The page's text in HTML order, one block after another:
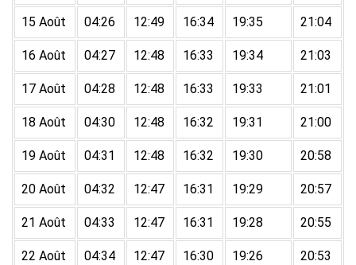
15 Août 04:26 12:49 16:34 19:35 21:04
16 Août 04:27 12:48 16:33 19:34 21:03
17 Août 04:28 12:48 16:33 19:33 21:01
18 Août 04:30 12:48 16:32 19:31 21:00
19 Août 04:31 12:48 16:32 19:30 20:58
20 Août 04:32 12:47 16:31 19:29 20:57
21 Août 04:33 12:47 16:31 19:28 20:55
22 Août 04:34 12:47 16:30 19:26 20:53